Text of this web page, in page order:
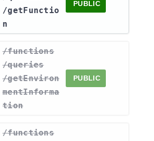
/getFunctio
n
PUBLIC
​/functions​
/queries​
/getEnviron
mentInforma
tion
PUBLIC
​/functions​